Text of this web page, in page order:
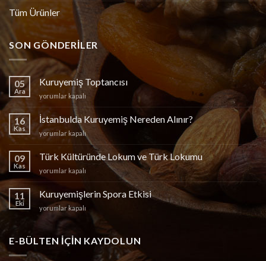
Tüm Ürünler
SON GÖNDERILER
05
Ara
Kuruyemiş Toptancısı
Kuruyemiş
Toptancısı
için
yorumlar kapalı
16
Kas
İstanbulda Kuruyemiş Nereden Alınır?
İstanbulda
Kuruyemiş
Nereden
Alınır?
için
yorumlar kapalı
09
Kas
Türk Kültüründe Lokum ve Türk Lokumu
Türk
Kültüründe
Lokum
ve
Türk
Lokumu
yorumlar kapalı
11
Eki
Kuruyemişlerin Spora Etkisi
Kuruyemişlerin
için
yorumlar kapalı
E-BÜLTEN IÇIN KAYDOLUN